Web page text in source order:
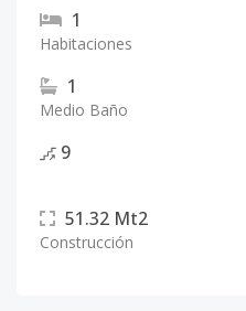
1
Habitaciones
1
Medio Baño
9
51.32 Mt2
Construcción